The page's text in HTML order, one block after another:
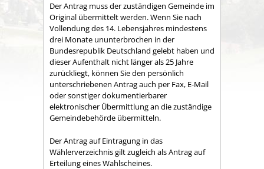
Der Antrag muss der zuständigen Gemeinde im
Original übermittelt werden. Wenn Sie nach
Vollendung des 14. Lebensjahres mindestens
drei Monate ununterbrochen in der
Bundesrepublik Deutschland gelebt haben und
dieser Aufenthalt nicht länger als 25 Jahre
zurückliegt, können Sie den persönlich
unterschriebenen Antrag auch per Fax, E-Mail
oder sonstiger dokumentierbarer
elektronischer Übermittlung an die zuständige
Gemeindebehörde übermitteln.
Der Antrag auf Eintragung in das
Wählerverzeichnis gilt zugleich als Antrag auf
Erteilung eines Wahlscheines.